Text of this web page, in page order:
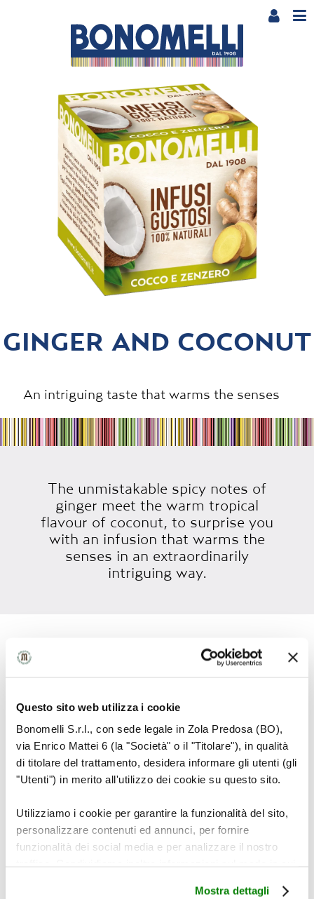
Questo sito web utilizza i cookie
Bonomelli S.r.l., con sede legale in Zola Predosa (BO),
via Enrico Mattei 6 (la "Società" o il "Titolare"), in qualità
di titolare del trattamento, desidera informare gli utenti (gli
"Utenti") in merito all'utilizzo dei cookie su questo sito.
Utilizziamo i cookie per garantire la funzionalità del sito,
personalizzare contenuti ed annunci, per fornire
funzionalità dei social media e per analizzare il nostro
Mostra dettagli
GINGER AND COCONUT
An intriguing taste that warms the senses
The unmistakable spicy notes of
ginger meet the warm tropical
flavour of coconut, to surprise you
with an infusion that warms the
senses in an extraordinarily
intriguing way.
HOW TO PREPARE
Place the filter in a cup and gently add boiling
water, if possible not directly onto the filter.